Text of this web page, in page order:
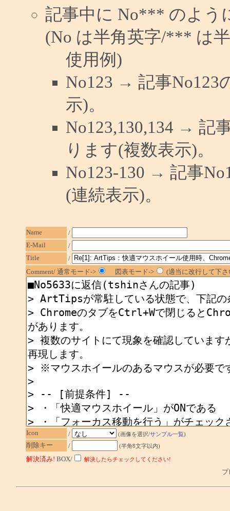
記事中に No*** のよう
(No は半角英字/*** は
使用例)
No123 → 記事No123
示)。
No123,130,134 → 記
ります(複数表示)。
No123-130 → 記事
(連続表示)。
Name
/
E-Mail
/
Title
/
Comment/ 通常モード->
図表モード-> (適当に改行して下
Icon / (画像を選択/サンプル一覧)
削除キー / (半角8文字以内)
解決済み! BOX/ 解決したらチェックしてください!
プ